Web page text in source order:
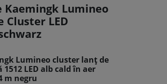
Kaemingk Lumineo
LED
Lumineo cluster lanț de
LED alb cald în aer
m negru